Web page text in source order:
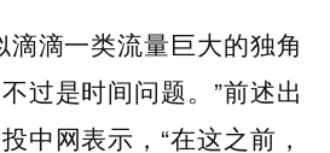
滴滴一类流量巨大的独角
过是时间问题。”前述出
中网表示，“在这之前，